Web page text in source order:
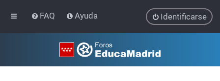
FAQ Ayuda Identificarse